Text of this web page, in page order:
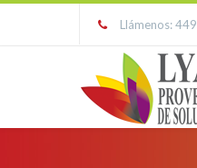
Llámenos: